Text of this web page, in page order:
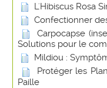
L'Hibiscus Rosa
Confectionner
Carpocapse
Solutions pour le
Mildiou :
Protéger les
Paille